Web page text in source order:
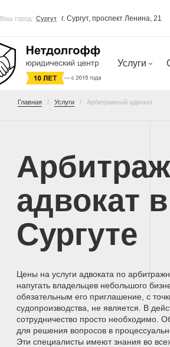
Ваш город: Сургут г. Сургут, проспект Ленина, 21
Услуги
Главная Услуги Арбитражный адвокат
адвокат в
Сургуте
Цены на услуги адвоката по
напугать владельцев небольшого
обязательным его приглашение, с
судопроизводства, не является. В
сотрудничество просто необходимо.
для решения вопросов в
Эти специалисты имеют знания во